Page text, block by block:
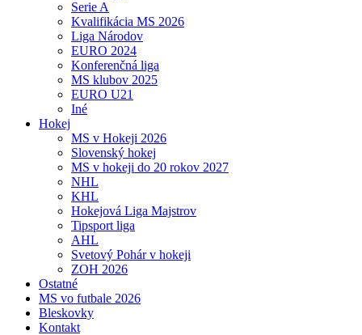
Serie A
Kvalifikácia MS 2026
Liga Národov
EURO 2024
Konferenčná liga
MS klubov 2025
EURO U21
Iné
Hokej
MS v Hokeji 2026
Slovenský hokej
MS v hokeji do 20 rokov 2027
NHL
KHL
Hokejová Liga Majstrov
Tipsport liga
AHL
Svetový Pohár v hokeji
ZOH 2026
Ostatné
MS vo futbale 2026
Bleskovky
Kontakt